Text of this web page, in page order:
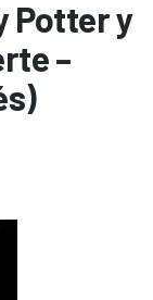
Potter y
–